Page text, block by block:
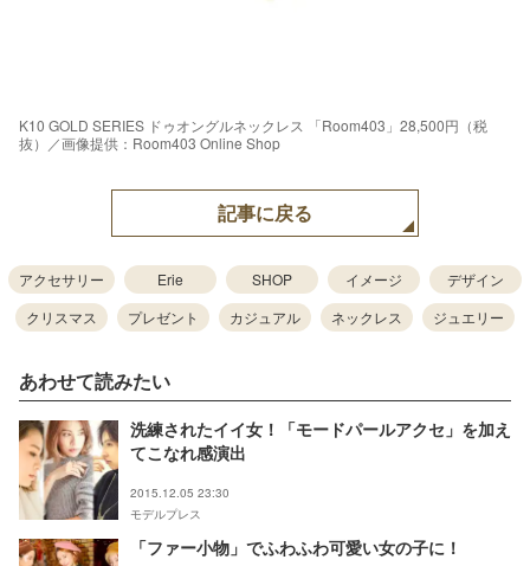
K10 GOLD SERIES ドゥオングルネックレス 「Room403」28,500円（税
抜）／画像提供：Room403 Online Shop
記事に戻る
アクセサリー Erie SHOP イメージ
デザイン
クリスマス
プレゼント カジュアル ネックレス ジュエリー
あわせて読みたい
洗練されたイイ女！「モードパールアクセ」を加え
てこなれ感演出
2015.12.05 23:30
モデルプレス
「ファー小物」でふわふわ可愛い女の子に！